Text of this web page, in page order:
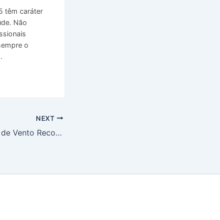
têm caráter
Não
o
NEXT
Hospital Moinhos de Vento Reconhecido em Três Categorias CONAHP